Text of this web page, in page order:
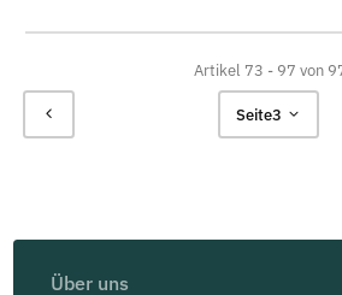
Artikel 73 - 97 von
Seite3
Über uns